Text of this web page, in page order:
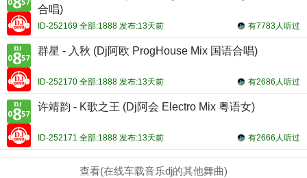
合唱)
有7783人听过
ID-252169 全部:1888 发布:13天前
群星 - 入秋 (Dj阿欧 ProgHouse Mix 国语合唱)
有2686人听过
ID-252170 全部:1888 发布:13天前
许靖韵 - K歌之王 (Dj阿会 Electro Mix 粤语女)
有2666人听过
ID-252171 全部:1888 发布:13天前
查看(在线车载音乐dj的其他舞曲)